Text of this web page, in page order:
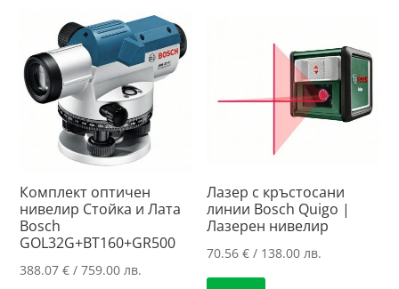
Комплект оптичен
нивелир Стойка и Лата
Bosch
GOL32G+BT160+GR500
388.07€ / 759.00 лв.
Лазер с кръстосани
линии Bosch Quigo |
Лазерен нивелир
70.56€ / 138.00 лв.